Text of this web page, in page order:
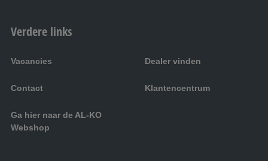
Verdere links
Vacancies Dealer vinden
Contact Klantencentrum
Ga hier naar de AL-KO
Webshop